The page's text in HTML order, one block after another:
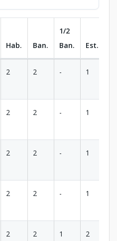
Hab. Ban.
1/2
Ban.
Est.
2 2 - 1
2 2 - 1
2 2 - 1
2 2 - 1
2 2 1 2